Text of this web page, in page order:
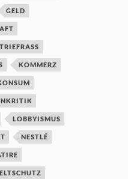
GELD
KOMMERZ
LOBBYISMUS
NESTLÉ